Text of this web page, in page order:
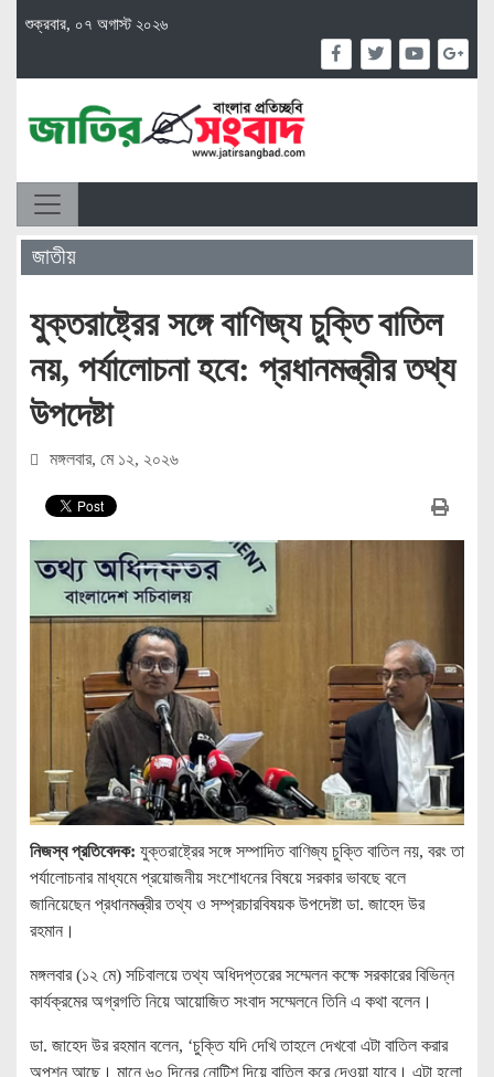
শুক্রবার, ০৭ অগাস্ট ২০২৬
জাতীয়
যুক্তরাষ্ট্রের সঙ্গে বাণিজ্য চুক্তি বাতিল
নয়, পর্যালোচনা হবে: প্রধানমন্ত্রীর তথ্য
উপদেষ্টা
মঙ্গলবার, মে ১২, ২০২৬
নিজস্ব প্রতিবেদক: যুক্তরাষ্ট্রের সঙ্গে সম্পাদিত বাণিজ্য চুক্তি বাতিল নয়, বরং তা
পর্যালোচনার মাধ্যমে প্রয়োজনীয় সংশোধনের বিষয়ে সরকার ভাবছে বলে
জানিয়েছেন প্রধানমন্ত্রীর তথ্য ও সম্প্রচারবিষয়ক উপদেষ্টা ডা. জাহেদ উর
রহমান।
মঙ্গলবার (১২ মে) সচিবালয়ে তথ্য অধিদপ্তরের সম্মেলন কক্ষে সরকারের বিভিন্ন
কার্যক্রমের অগ্রগতি নিয়ে আয়োজিত সংবাদ সম্মেলনে তিনি এ কথা বলেন।
ডা. জাহেদ উর রহমান বলেন, ‘চুক্তি যদি দেখি তাহলে দেখবো এটা বাতিল করার
অপশন আছে। মানে ৬০ দিনের নোটিশ দিয়ে বাতিল করে দেওয়া যাবে। এটা হলো